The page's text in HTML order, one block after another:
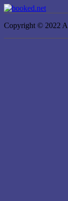
Copyright © 2022